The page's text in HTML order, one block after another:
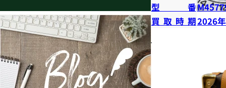
型番
買取時期2026